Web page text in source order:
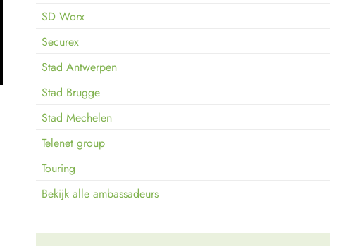
SD Worx
Securex
Stad Antwerpen
Stad Brugge
Stad Mechelen
Telenet group
Touring
Bekijk alle ambassadeurs